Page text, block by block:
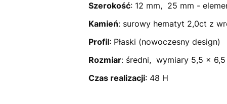
Szerokość: 12 mm, 25 mm -
Kamień: surowy hematyt 2,0ct z
Profil: Płaski (nowoczesny design)
Rozmiar: średni, wymiary 5,5 x
Czas realizacji: 48 H